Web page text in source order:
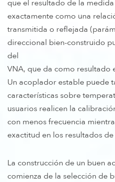
que el resultado de la
exactamente como una
transmitida o reflejada
direccional bien-construido
del
VNA, que da como resultado
Un acoplador estable puede
características sobre
usuarios realicen la
con menos frecuencia
exactitud en los resultados
La construcción de un buen
comienza de la selección de